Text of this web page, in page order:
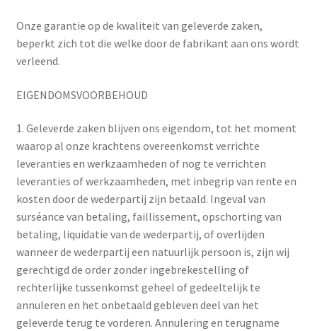
Onze garantie op de kwaliteit van geleverde zaken,
beperkt zich tot die welke door de fabrikant aan ons wordt
verleend.
EIGENDOMSVOORBEHOUD
1. Geleverde zaken blijven ons eigendom, tot het moment
waarop al onze krachtens overeenkomst verrichte
leveranties en werkzaamheden of nog te verrichten
leveranties of werkzaamheden, met inbegrip van rente en
kosten door de wederpartij zijn betaald. Ingeval van
surséance van betaling, faillissement, opschorting van
betaling, liquidatie van de wederpartij, of overlijden
wanneer de wederpartij een natuurlijk persoon is, zijn wij
gerechtigd de order zonder ingebrekestelling of
rechterlijke tussenkomst geheel of gedeeltelijk te
annuleren en het onbetaald gebleven deel van het
geleverde terug te vorderen. Annulering en terugname